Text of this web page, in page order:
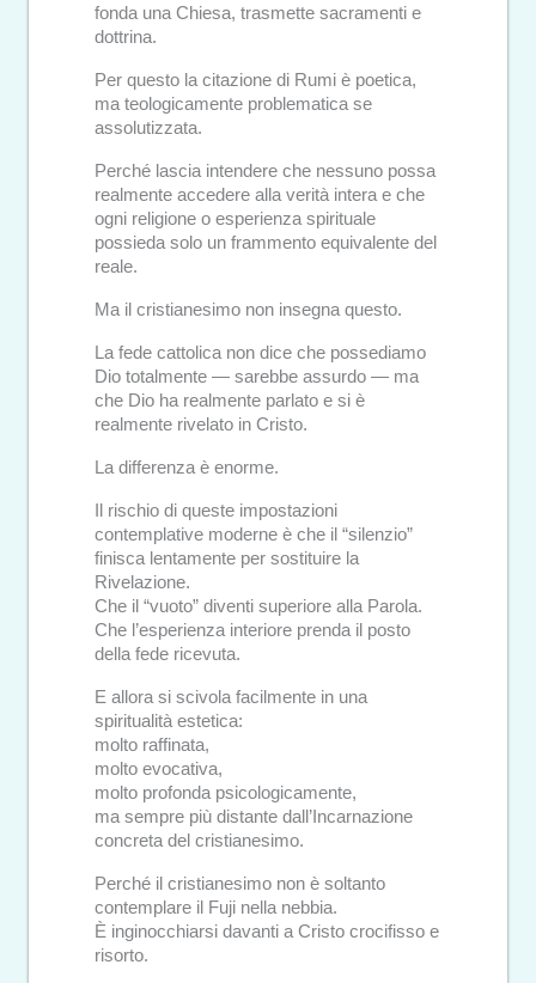
fonda una Chiesa, trasmette sacramenti e
dottrina.
Per questo la citazione di Rumi è poetica,
ma teologicamente problematica se
assolutizzata.
Perché lascia intendere che nessuno possa
realmente accedere alla verità intera e che
ogni religione o esperienza spirituale
possieda solo un frammento equivalente del
reale.
Ma il cristianesimo non insegna questo.
La fede cattolica non dice che possediamo
Dio totalmente — sarebbe assurdo — ma
che Dio ha realmente parlato e si è
realmente rivelato in Cristo.
La differenza è enorme.
Il rischio di queste impostazioni
contemplative moderne è che il “silenzio”
finisca lentamente per sostituire la
Rivelazione.
Che il “vuoto” diventi superiore alla Parola.
Che l’esperienza interiore prenda il posto
della fede ricevuta.
E allora si scivola facilmente in una
spiritualità estetica:
molto raffinata,
molto evocativa,
molto profonda psicologicamente,
ma sempre più distante dall’Incarnazione
concreta del cristianesimo.
Perché il cristianesimo non è soltanto
contemplare il Fuji nella nebbia.
È inginocchiarsi davanti a Cristo crocifisso e
risorto.